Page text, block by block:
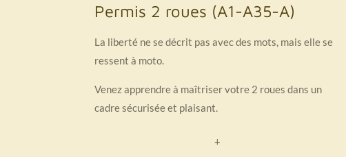
Permis 2 roues (A1-A35-A)
La liberté ne se décrit pas avec des mots, mais elle se
ressent à moto.
Venez apprendre à maîtriser votre 2 roues dans un
cadre sécurisée et plaisant.
+